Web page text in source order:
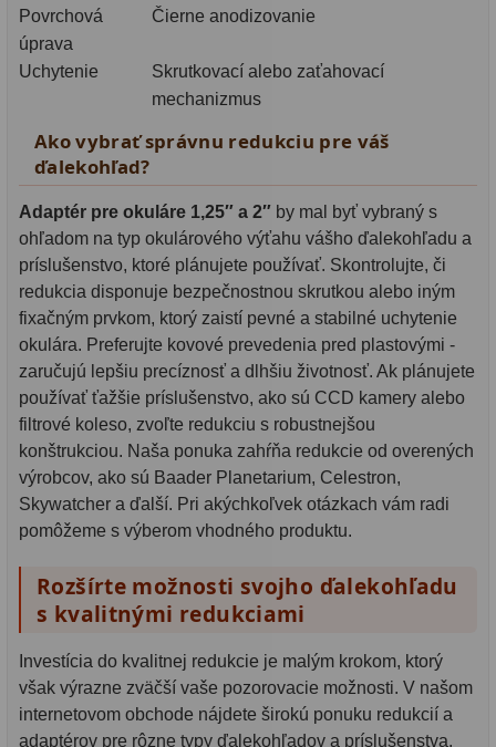
Povrchová
úprava
Čierne anodizovanie
Uchytenie
Skrutkovací alebo zaťahovací
mechanizmus
Ako vybrať správnu redukciu pre váš
ďalekohľad?
Adaptér pre okuláre 1,25″ a 2″ by mal byť vybraný s
ohľadom na typ okulárového výťahu vášho ďalekohľadu a
príslušenstvo, ktoré plánujete používať. Skontrolujte, či
redukcia disponuje bezpečnostnou skrutkou alebo iným
fixačným prvkom, ktorý zaistí pevné a stabilné uchytenie
okulára. Preferujte kovové prevedenia pred plastovými -
zaručujú lepšiu precíznosť a dlhšiu životnosť. Ak plánujete
používať ťažšie príslušenstvo, ako sú CCD kamery alebo
filtrové koleso, zvoľte redukciu s robustnejšou
konštrukciou. Naša ponuka zahŕňa redukcie od overených
výrobcov, ako sú Baader Planetarium, Celestron,
Skywatcher a ďalší. Pri akýchkoľvek otázkach vám radi
pomôžeme s výberom vhodného produktu.
Rozšírte možnosti svojho ďalekohľadu
s kvalitnými redukciami
Investícia do kvalitnej redukcie je malým krokom, ktorý
však výrazne zväčší vaše pozorovacie možnosti. V našom
internetovom obchode nájdete širokú ponuku redukcií a
adaptérov pre rôzne typy ďalekohľadov a príslušenstva.